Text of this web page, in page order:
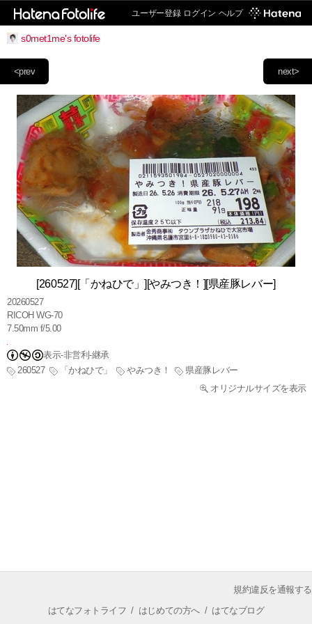
ユーザー登録 ログイン ヘルプ
s0met1me's fotolife
next>
<prev
[260527][「かねひで」][やみつき！][県産豚レバー]
20260527
RICOH WG-70
7.50mm f/5.00
表示-非営利-継承
260527
「かねひで」 やみつき！
県産豚レバー
オリジナルサイズを表示
規約違反を通報する
はてなフォトライフ / はじめての方へ/ はてなブログ